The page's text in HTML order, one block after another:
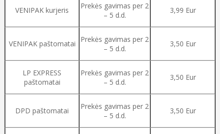
VENIPAK kurjeris
Prekės gavimas per 2
– 5 d.d.
3,99 Eur
VENIPAK paštomatai
Prekės gavimas per 2
– 5 d.d.
3,50 Eur
LP EXPRESS
paštomatai
Prekės gavimas per 2
– 5 d.d.
3,50 Eur
DPD paštomatai
Prekės gavimas per 2
– 5 d.d.
3,50 Eur